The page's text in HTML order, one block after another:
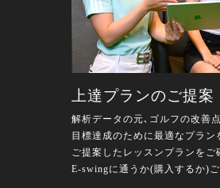
上達プランのご提案
解析データの元､ゴルフの改善
目標達成のために最適なプラン
ご提案したレッスンプランをご
E-swingに通うか(購入するか)ご